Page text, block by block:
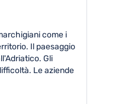
come i
Il paesaggio
Gli
Le aziende